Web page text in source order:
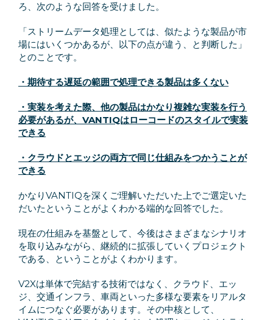
ろ、次のような回答を受けました。
「ストリームデータ処理としては、似たような製品が市
場にはいくつかあるが、以下の点が違う、と判断した」
とのことです。
・期待する遅延の範囲で処理できる製品は多くない
・実装を考えた際、他の製品はかなり複雑な実装を行う
必要があるが、VANTIQはローコードのスタイルで実装
できる
・クラウドとエッジの両方で同じ仕組みをつかうことが
できる
かなりVANTIQを深くご理解いただいた上でご選定いた
だいたということがよくわかる端的な回答でした。
現在の仕組みを基盤として、今後はさまざまなシナリオ
を取り込みながら、継続的に拡張していくプロジェクト
である、ということがよくわかります。
V2Xは単体で完結する技術ではなく、クラウド、エッ
ジ、交通インフラ、車両といった多様な要素をリアルタ
イムにつなぐ必要があります。その中核として、